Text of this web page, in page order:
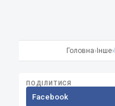
Головна› Інше›
ПОДІЛИТИСЯ
Facebook